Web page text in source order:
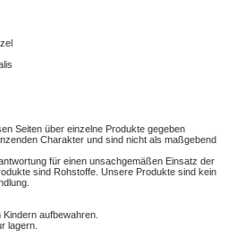
Seiten über einzelne Produkte gegeben
Charakter und sind nicht als maßgebend
für einen unsachgemäßen Einsatz der
sind Rohstoffe. Unsere Produkte sind kein
aufbewahren.
lagern.